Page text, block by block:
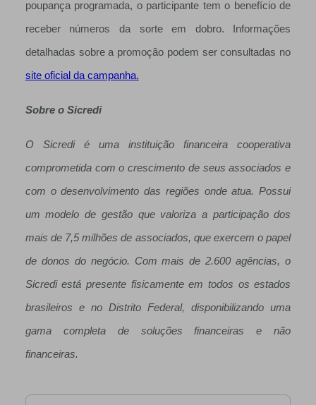
poupança programada, o participante tem o benefício de
receber números da sorte em dobro. Informações
detalhadas sobre a promoção podem ser consultadas no
site oficial da campanha.
Sobre o Sicredi
O Sicredi é uma instituição financeira cooperativa
comprometida com o crescimento de seus associados e
com o desenvolvimento das regiões onde atua. Possui
um modelo de gestão que valoriza a participação dos
mais de 7,5 milhões de associados, que exercem o papel
de donos do negócio. Com mais de 2.600 agências, o
Sicredi está presente fisicamente em todos os estados
brasileiros e no Distrito Federal, disponibilizando uma
gama completa de soluções financeiras e não
financeiras.